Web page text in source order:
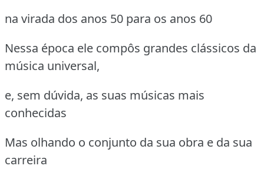
na virada dos anos 50 para os anos 60
Nessa época ele compôs grandes clássicos da
música universal,
e, sem dúvida, as suas músicas mais
conhecidas
Mas olhando o conjunto da sua obra e da sua
carreira